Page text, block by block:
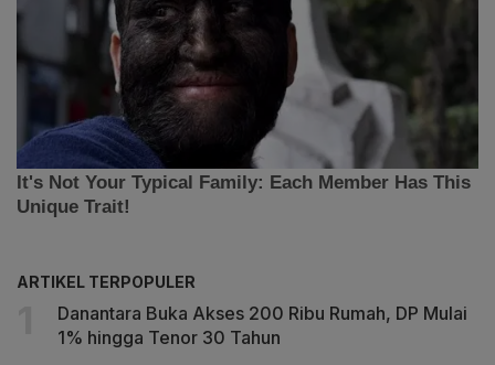
ARTIKEL TERPOPULER
Danantara Buka Akses 200 Ribu Rumah, DP Mulai
1% hingga Tenor 30 Tahun